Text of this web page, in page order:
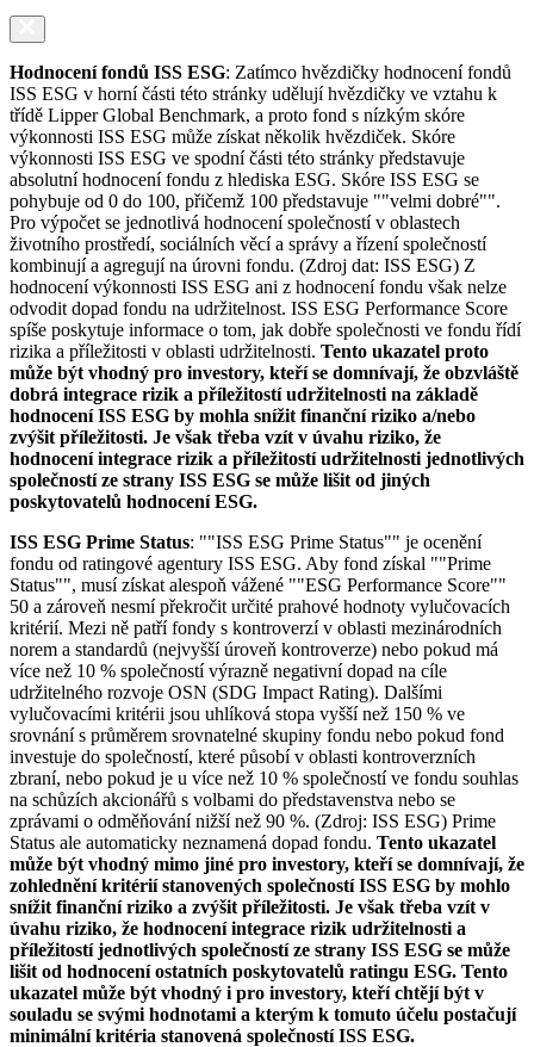
Hodnocení fondů ISS ESG: Zatímco hvězdičky hodnocení fondů
ISS ESG v horní části této stránky udělují hvězdičky ve vztahu k
třídě Lipper Global Benchmark, a proto fond s nízkým skóre
výkonnosti ISS ESG může získat několik hvězdiček. Skóre
výkonnosti ISS ESG ve spodní části této stránky představuje
absolutní hodnocení fondu z hlediska ESG. Skóre ISS ESG se
pohybuje od 0 do 100, přičemž 100 představuje ""velmi dobré"".
Pro výpočet se jednotlivá hodnocení společností v oblastech
životního prostředí, sociálních věcí a správy a řízení společností
kombinují a agregují na úrovni fondu. (Zdroj dat: ISS ESG) Z
hodnocení výkonnosti ISS ESG ani z hodnocení fondu však nelze
odvodit dopad fondu na udržitelnost. ISS ESG Performance Score
spíše poskytuje informace o tom, jak dobře společnosti ve fondu řídí
rizika a příležitosti v oblasti udržitelnosti. Tento ukazatel proto
může být vhodný pro investory, kteří se domnívají, že obzvláště
dobrá integrace rizik a příležitostí udržitelnosti na základě
hodnocení ISS ESG by mohla snížit finanční riziko a/nebo
zvýšit příležitosti. Je však třeba vzít v úvahu riziko, že
hodnocení integrace rizik a příležitostí udržitelnosti jednotlivých
společností ze strany ISS ESG se může lišit od jiných
poskytovatelů hodnocení ESG.
ISS ESG Prime Status: ""ISS ESG Prime Status"" je ocenění
fondu od ratingové agentury ISS ESG. Aby fond získal ""Prime
Status"", musí získat alespoň vážené ""ESG Performance Score""
50 a zároveň nesmí překročit určité prahové hodnoty vylučovacích
kritérií. Mezi ně patří fondy s kontroverzí v oblasti mezinárodních
norem a standardů (nejvyšší úroveň kontroverze) nebo pokud má
více než 10 % společností výrazně negativní dopad na cíle
udržitelného rozvoje OSN (SDG Impact Rating). Dalšími
vylučovacími kritérii jsou uhlíková stopa vyšší než 150 % ve
srovnání s průměrem srovnatelné skupiny fondu nebo pokud fond
investuje do společností, které působí v oblasti kontroverzních
zbraní, nebo pokud je u více než 10 % společností ve fondu souhlas
na schůzích akcionářů s volbami do představenstva nebo se
zprávami o odměňování nižší než 90 %. (Zdroj: ISS ESG) Prime
Status ale automaticky neznamená dopad fondu. Tento ukazatel
může být vhodný mimo jiné pro investory, kteří se domnívají, že
zohlednění kritérií stanovených společností ISS ESG by mohlo
snížit finanční riziko a zvýšit příležitosti. Je však třeba vzít v
úvahu riziko, že hodnocení integrace rizik udržitelnosti a
příležitostí jednotlivých společností ze strany ISS ESG se může
lišit od hodnocení ostatních poskytovatelů ratingu ESG. Tento
ukazatel může být vhodný i pro investory, kteří chtějí být v
souladu se svými hodnotami a kterým k tomuto účelu postačují
minimální kritéria stanovená společností ISS ESG.